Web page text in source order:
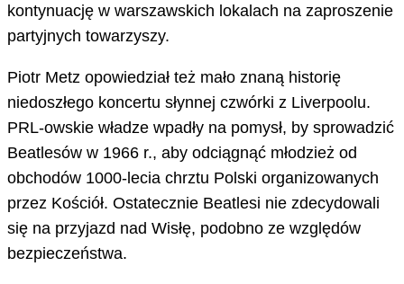
kontynuację w warszawskich lokalach na zaproszenie
partyjnych towarzyszy.
Piotr Metz opowiedział też mało znaną historię
niedoszłego koncertu słynnej czwórki z Liverpoolu.
PRL-owskie władze wpadły na pomysł, by sprowadzić
Beatlesów w 1966 r., aby odciągnąć młodzież od
obchodów 1000-lecia chrztu Polski organizowanych
przez Kościół. Ostatecznie Beatlesi nie zdecydowali
się na przyjazd nad Wisłę, podobno ze względów
bezpieczeństwa.